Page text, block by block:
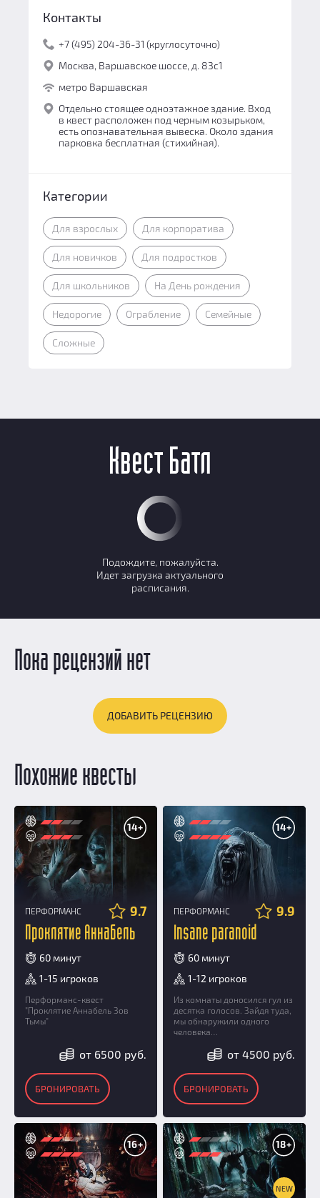
Контакты
+7 (495) 204-36-31 (круглосуточно)
Москва, Варшавское шоссе, д. 83с1
метро Варшавская
Отдельно стоящее одноэтажное здание. Вход
в квест расположен под черным козырьком,
есть опознавательная вывеска. Около здания
парковка бесплатная (стихийная).
Категории
Для взрослых Для корпоратива
Для новичков Для подростков
Для школьников На День рождения
Недорогие Ограбление Семейные
Сложные
Квест Батл
Подождите, пожалуйста.
Идет загрузка актуального
расписания.
Пока рецензий нет
ДОБАВИТЬ РЕЦЕНЗИЮ
Похожие квесты
14+
ПЕРФОРМАНС 9.7
Проклятие Аннабель
60 минут
1-15 игроков
Перформанс-квест
"Проклятие Аннабель Зов
Тьмы"
от 6500 руб.
БРОНИРОВАТЬ
14+
ПЕРФОРМАНС 9.9
Insane paranoid
60 минут
1-12 игроков
Из комнаты доносился гул из
десятка голосов. Зайдя туда,
мы обнаружили одного
человека…
от 4500 руб.
БРОНИРОВАТЬ
16+ 18+
NEW